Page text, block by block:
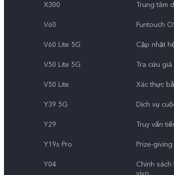
X300
V60
V60 Lite 5G
V50 Lite 5G
V50 Lite
Y39 5G
Y29
Y19s Pro
Y04
Trung tâm
Funtouch
Cập nhật
Tra cứu giá
Xác thực
Dịch vụ
Truy vấn
Prize-
Chính